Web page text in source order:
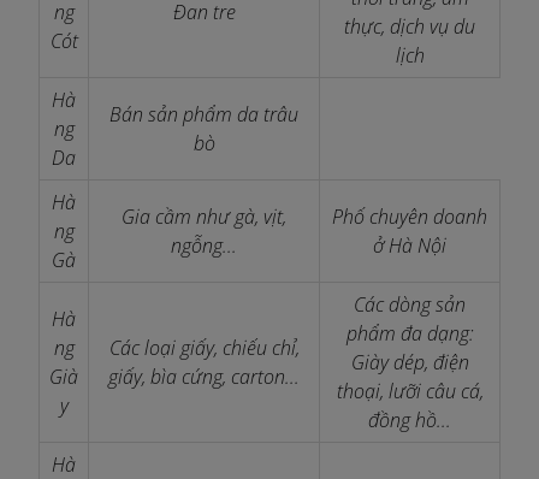
ng
Cót
Đan tre
thực, dịch vụ du
lịch
Hà
ng
Da
Bán sản phẩm da trâu
bò
Hà
ng
Gà
Gia cầm như gà, vịt,
ngỗng...
Phố chuyên doanh
ở Hà Nội
Hà
ng
Già
y
Các loại giấy, chiếu chỉ,
giấy, bìa cứng, carton...
Các dòng sản
phẩm đa dạng:
Giày dép, điện
thoại, lưỡi câu cá,
đồng hồ...
Hà